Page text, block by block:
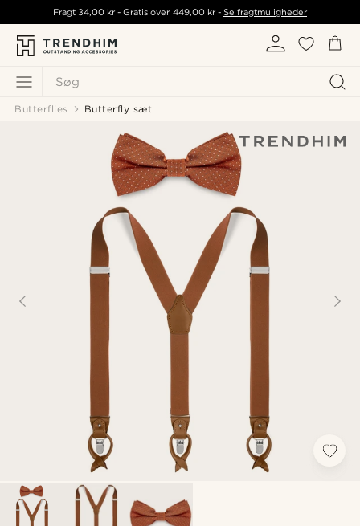
Søg
Fragt34,00 kr - Gratis over 449,00 kr- Se fragtmuligheder
Butterflies Butterfly sæt